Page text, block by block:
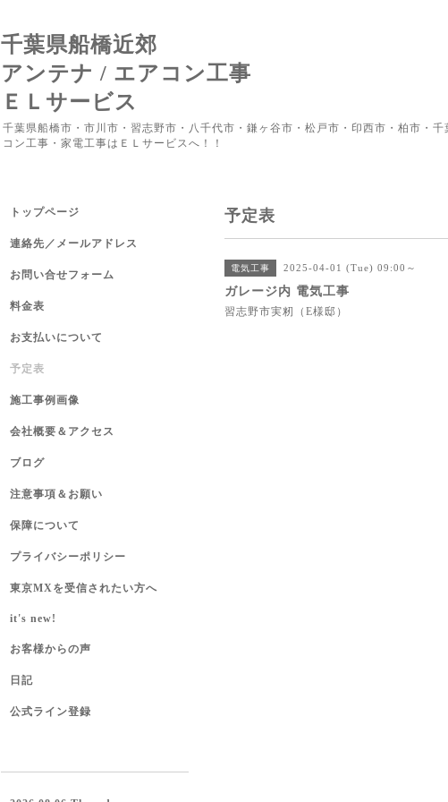
千葉県船橋近郊
アンテナ / エアコン工事
ＥＬサービス
千葉県船橋市・市川市・習志野市・八千代市・鎌ヶ谷市・松戸市・印西市・柏市・
コン工事・家電工事はＥＬサービスへ！！
予定表
電気工事 2025-04-01 (Tue) 09:00～
ガレージ内 電気工事
習志野市実籾（E様邸）
トップページ
連絡先／メールアドレス
お問い合せフォーム
料金表
お支払いについて
予定表
施工事例画像
会社概要＆アクセス
ブログ
注意事項＆お願い
保障について
プライバシーポリシー
東京MXを受信されたい方へ
it's new!
お客様からの声
日記
公式ライン登録